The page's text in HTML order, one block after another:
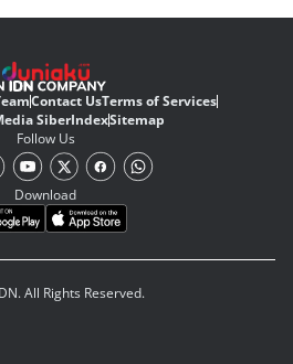
Contact UsTerms of Services
SiberIndexSitemap
Follow Us
Download
All Rights Reserved.